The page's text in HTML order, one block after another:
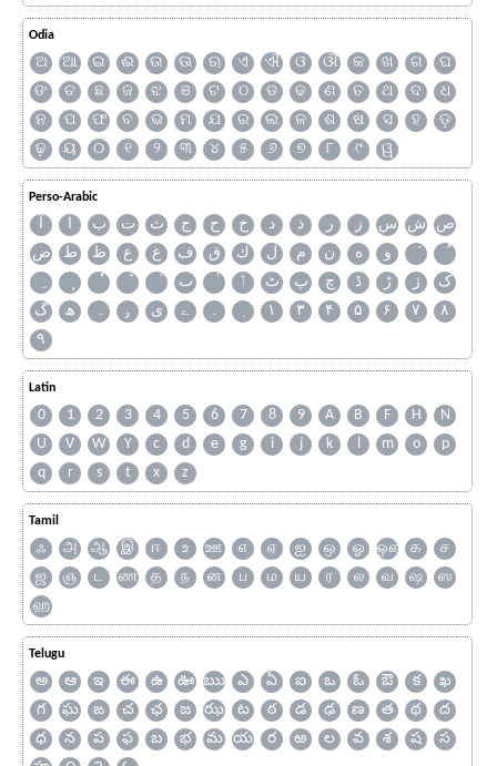
Odia
ଅ ଆ ଇ ଈ ଉ ଊ ଋ ଏ ଐ ଓ ଔ କ ଖ ଗ
ଘ
ଙ
ଚ ଛ ଜ ଝ ଞ ଟ ଠ ଡ ଢ ଣ ତ ଥ ଦ
ଧ
ନ
ପ ଫ ବ ଭ ମ ଯ ର ଲ ଳ ଶ ଷ ସ ହ
ଡ଼
ଢ଼
ୟ ୦ ୧ ୨ ୩ ୪ ୫ ୬ ୭ ୮ ୯ ୱ
Perso-Arabic
آ ا ب ت ث ج ح خ د ذ ر ز س ش ص
ض
ط ظ ع غ ف ق ك ل م ن ه
و
ٮ
ٲ ٹ پ چ ڈ ڑ ژ
ک
گ
ھ ہ ۄ ی ے ۔ ۱ ۳ ۴ ۵ ۶ ۷
۸
۹
Latin
0 1 2 3 4 5 6 7 8 9 A B F H
N
U
V W Y c d e g i j k l m o
p
q
r s t x z
Tamil
ஃ அ ஆ இ ஈ உ ஊ எ ஏ ஐ ஒ ஓ ஔ க
ச
ஜ
ஞ ட ண த ந ன ப ம ய ர ல வ ஷ
ஸ
ஹ
Telugu
అ ఆ ఇ ఈ ఉ ఊ ఋ ఎ ఏ ఐ ఒ ఓ ఔ క
ఖ
గ
ఘ ఙ చ ఛ జ ఝ ట ఠ డ ఢ ణ త థ
ద
ధ
న ప ఫ బ భ మ య ర ఱ ల వ శ ష
స